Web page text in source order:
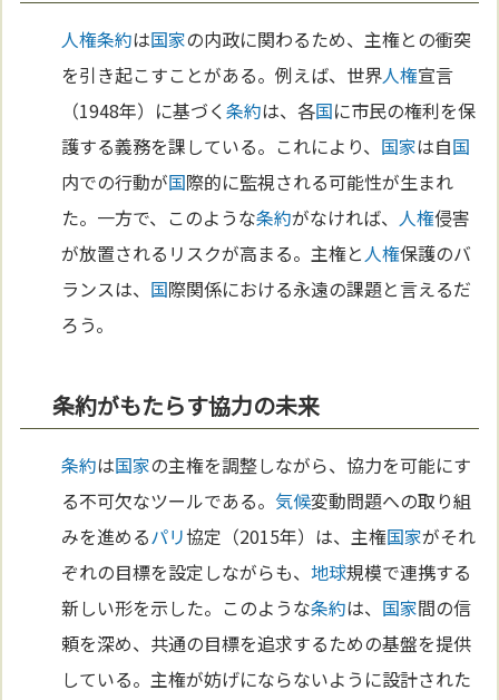
人権条約は国家の内政に関わるため、主権との衝突
を引き起こすことがある。例えば、世界人権宣言
（1948年）に基づく条約は、各国に市民の権利を保
護する義務を課している。これにより、 国家は自国
内での行動が国際的に監視される可能性が生まれ
た。一方で、このような条約がなければ、 人権侵害
が放置されるリスクが高まる。主権と 人権保護のバ
ランスは、 国際関係における永遠の課題と言えるだ
ろう。
条約がもたらす協力の未来
条約は国家の主権を調整しながら、協力を可能にす
る不可欠なツールである。気候変動問題への取り組
みを進めるパリ協定（2015年）は、主権国家がそれ
ぞれの目標を設定しながらも、地球規模で連携する
新しい形を示した。このような条約は、 国家間の信
頼を深め、共通の目標を追求するための基盤を提供
している。主権が妨げにならないように設計された